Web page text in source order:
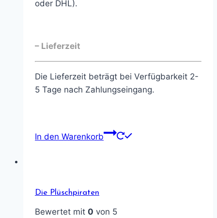
oder DHL).
– Lieferzeit
Die Lieferzeit beträgt bei Verfügbarkeit 2-
5 Tage nach Zahlungseingang.
In den Warenkorb
Die Plüschpiraten
Bewertet mit 0 von 5